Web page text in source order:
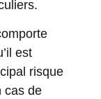
est
risque
cas de